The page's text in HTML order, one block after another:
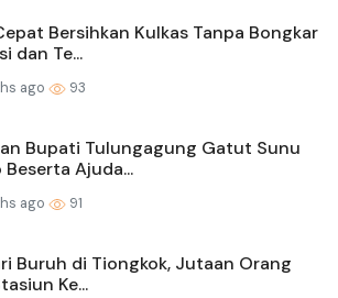
Bersihkan Kulkas Tanpa Bongkar
dan Te...
ago 93
Bupati Tulungagung Gatut Sunu
Ajuda...
ago 91
Buruh di Tiongkok, Jutaan Orang
Ke...